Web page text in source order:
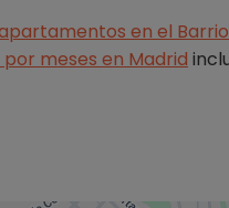
en el
meses en Madrid